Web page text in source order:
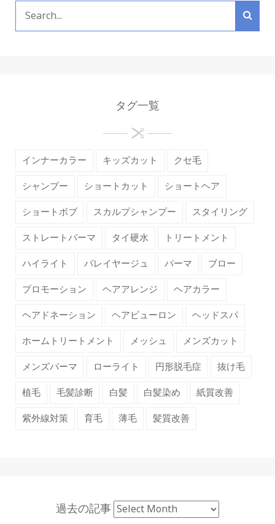
タグ一覧
インナーカラー キッズカット
クセ毛
シャンプー
ショートカット
ショートヘア
ショートボブ
スカルプシャンプー
スタイリング
ストレートパーマ
タイ硬水
トリートメント
ハイライト
バレイヤージュ パーマ
ブロー
プロモーション
ヘアアレンジ
ヘアカラー
ヘアドネーション
ヘアビューロン
ヘッドスパ
ホームトリートメント
メッシュ
メンズカット
メンズパーマ
ローライト 円形脱毛症
抜け毛
植毛
毛髪診断 白髪 白髪染め
紙質改善
紫外線対策
育毛 薄毛 髪質改善
過去の記事